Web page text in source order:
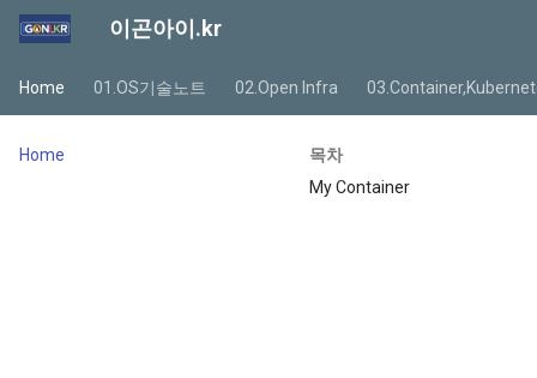
이곤아이.kr
Home 01.OS기술노트 02.Open Infra
Home
목차
My Container